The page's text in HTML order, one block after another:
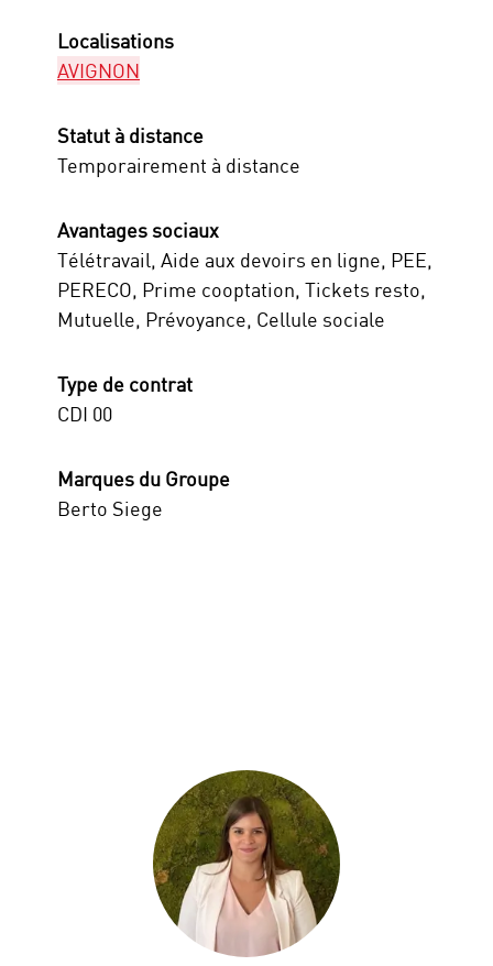
Localisations
AVIGNON
Statut à distance
Temporairement à distance
Avantages sociaux
Télétravail, Aide aux devoirs en ligne, PEE,
PERECO, Prime cooptation, Tickets resto,
Mutuelle, Prévoyance, Cellule sociale
Type de contrat
CDI 00
Marques du Groupe
Berto Siege